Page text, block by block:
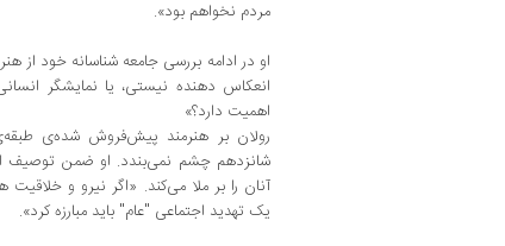
مردم نخواهم بود».
او در ادامه‌ بررسی جامعه شناسانه‌ خود از
انعکاس دهنده‌ نیستی، یا نمایشگر
اهمیت دارد؟»
رولان بر هنرمند پیش‌فروش شده‌ی‌
شانزدهم چشم نمی‌بندد. او ضمن توصیف
آنان را بر ملا می‌کند. «‌اگر نیرو و
یک تهدید اجتماعی "‌عام‌" باید مبارزه کرد».